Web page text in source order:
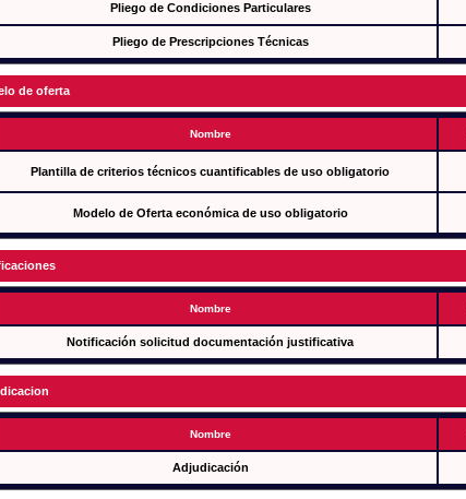
Pliego de Condiciones Particulares
Pliego de Prescripciones Técnicas
de oferta
Nombre
Plantilla de criterios técnicos cuantificables de uso obligatorio
Modelo de Oferta económica de uso obligatorio
Nombre
Notificación solicitud documentación justificativa
Nombre
Adjudicación